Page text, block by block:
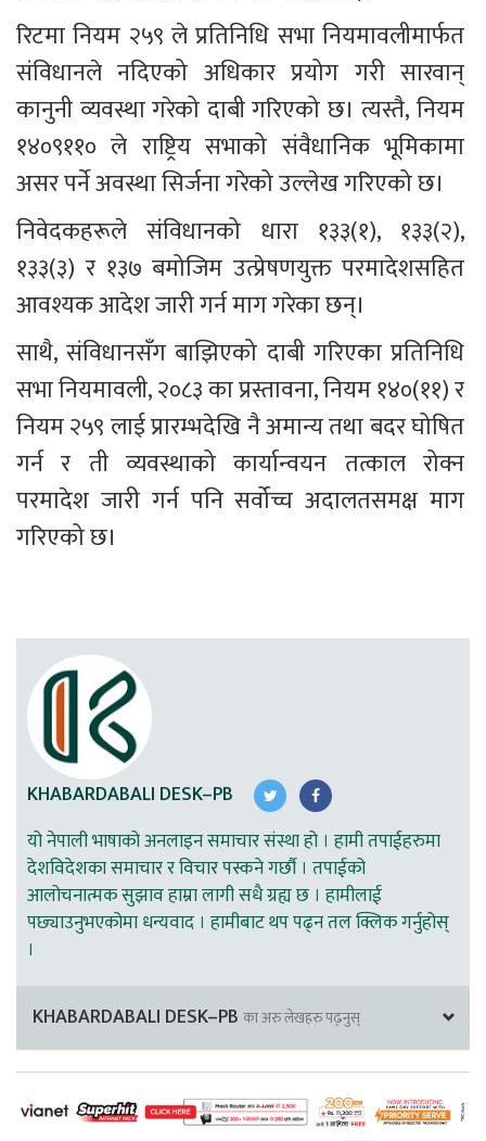
रिटमा नियम २५९ ले प्रतिनिधि सभा नियमावलीमार्फत
संविधानले नदिएको अधिकार प्रयोग गरी सारवान्
कानुनी व्यवस्था गरेको दाबी गरिएको छ। त्यस्तै, नियम
१४०९११० ले राष्ट्रिय सभाको संवैधानिक भूमिकामा
असर पर्ने अवस्था सिर्जना गरेको उल्लेख गरिएको छ।
निवेदकहरूले संविधानको धारा १३३(१), १३३(२),
१३३(३) र १३७ बमोजिम उत्प्रेषणयुक्त परमादेशसहित
आवश्यक आदेश जारी गर्न माग गरेका छन्।
साथै, संविधानसँग बाझिएको दाबी गरिएका प्रतिनिधि
सभा नियमावली, २०८३ का प्रस्तावना, नियम १४०(११) र
नियम २५९ लाई प्रारम्भदेखि नै अमान्य तथा बदर घोषित
गर्न र ती व्यवस्थाको कार्यान्वयन तत्काल रोक्न
परमादेश जारी गर्न पनि सर्वोच्च अदालतसमक्ष माग
गरिएको छ।
KHABARDABALI DESK–PB
यो नेपाली भाषाको अनलाइन समाचार संस्था हो । हामी तपाईहरुमा
देशविदेशका समाचार र विचार पस्कने गर्छौ । तपाईको
आलोचनात्मक सुझाव हाम्रा लागी सधै ग्रह्य छ । हामीलाई
पछ्याउनुभएकोमा धन्यवाद । हामीबाट थप पढ्न तल क्लिक गर्नुहोस्
।
KHABARDABALI DESK–PB का अरु लेखहरु पढ्नुस्